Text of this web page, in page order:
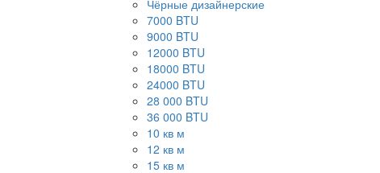
Чёрные дизайнерские
7000 BTU
9000 BTU
12000 BTU
18000 BTU
24000 BTU
28 000 BTU
36 000 BTU
10 кв м
12 кв м
15 кв м